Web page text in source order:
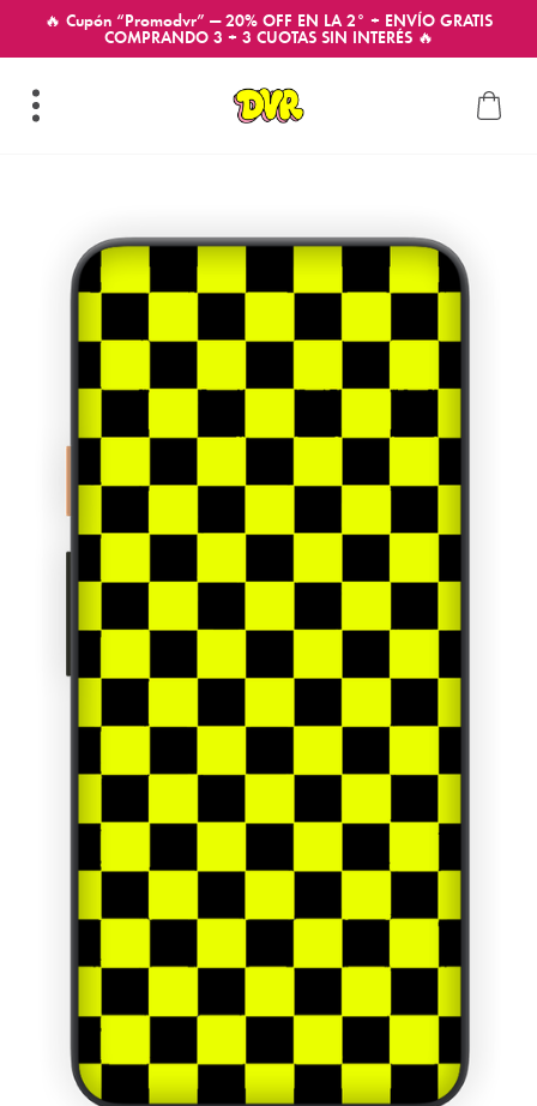
🔥 Cupón “Promodvr” — 20% OFF EN LA 2° + ENVÍO GRATIS
COMPRANDO 3 + 3 CUOTAS SIN INTERÉS 🔥